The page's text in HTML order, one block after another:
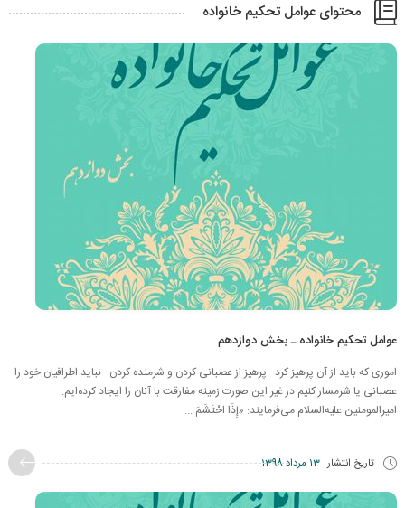
محتوای عوامل تحکیم خانواده
عوامل تحکیم خانواده ـ بخش دوازدهم
اموری که باید از آن پرهیز کرد پرهیز از عصبانی کردن و شرمنده کردن نباید اطرافیان خود را
عصبانی یا شرمسار کنیم در غیر این صورت زمینه مفارقت با آنان را ایجاد کرده‌ایم.
امیرالمومنین علیه‌السلام می‌فرمایند: «إِذَا احْتَشَمَ ...
تاریخ انتشار 13 مرداد 1398